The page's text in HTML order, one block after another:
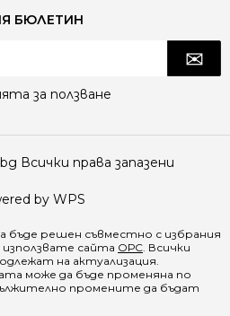
БЮЛЕТИН
за ползване
Всички права запазени
by WPS
бъде решен съвместно с избрания
сайта ОРС. Всички
на актуализация.
може да бъде променяна по
промените да бъдат